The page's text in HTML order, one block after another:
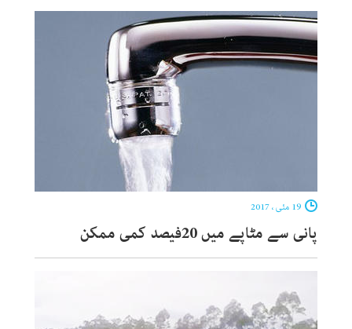
پانی سے مٹاپے میں 20فیصد کمی ممکن